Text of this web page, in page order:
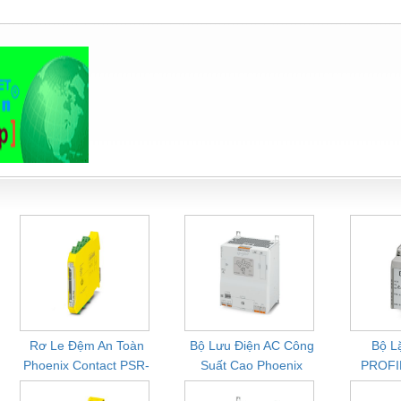
Rơ Le Đệm An Toàn
Phoenix Contact PSR-
PC20-1NO-1NC-24DC-
Bộ Lưu Điện AC Công
Suất Cao Phoenix
Contact QUINT-HP-
Bộ